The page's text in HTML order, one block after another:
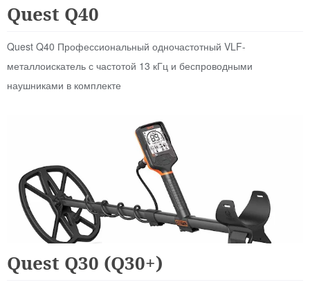
Quest Q40
Quest Q40 Профессиональный одночастотный VLF-
металлоискатель с частотой 13 кГц и беспроводными
наушниками в комплекте
Quest Q30 (Q30+)